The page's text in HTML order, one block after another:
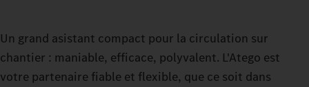
Un grand asistant compact pour la circulation sur
chantier : maniable, efficace, polyvalent. L'Atego est
votre partenaire fiable et flexible, que ce soit dans